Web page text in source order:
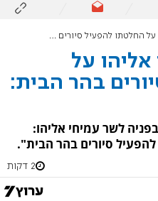
להפעיל סיורים בהר הבית: "הזדעזענו"
על
בהר הבית:
לשר עמיחי אליהו:
סיורים בהר הבית".
2 דקות